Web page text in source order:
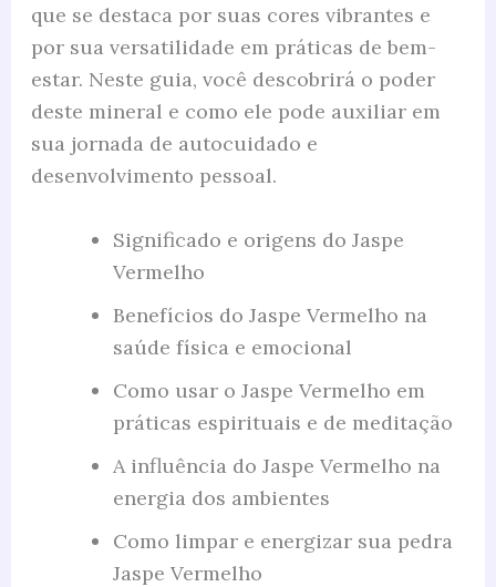
que se destaca por suas cores vibrantes e
por sua versatilidade em práticas de bem-
estar. Neste guia, você descobrirá o poder
deste mineral e como ele pode auxiliar em
sua jornada de autocuidado e
desenvolvimento pessoal.
Significado e origens do Jaspe
Vermelho
Benefícios do Jaspe Vermelho na
saúde física e emocional
Como usar o Jaspe Vermelho em
práticas espirituais e de meditação
A influência do Jaspe Vermelho na
energia dos ambientes
Como limpar e energizar sua pedra
Jaspe Vermelho